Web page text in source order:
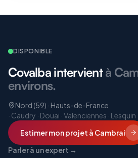
DISPONIBLE
Covalba intervientà
environs.
Nord (59) · Hauts-de-France
· Caudry · Douai · Valenciennes · Lesquin
Estimer mon projet à Cambrai
Parler à un expert →